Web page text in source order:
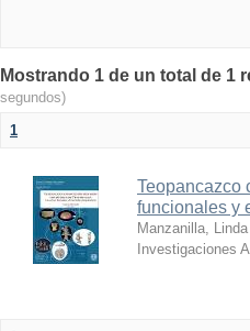
Mostrando 1 de un total de
segundos)
1
Teopancazco
funcionales y
Manzanilla,
Investigaciones